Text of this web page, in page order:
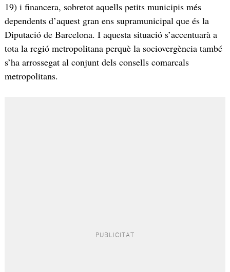
19) i financera, sobretot aquells petits municipis més
dependents d’aquest gran ens supramunicipal que és la
Diputació de Barcelona. I aquesta situació s’accentuarà a
tota la regió metropolitana perquè la sociovergència també
s’ha arrossegat al conjunt dels consells comarcals
metropolitans.